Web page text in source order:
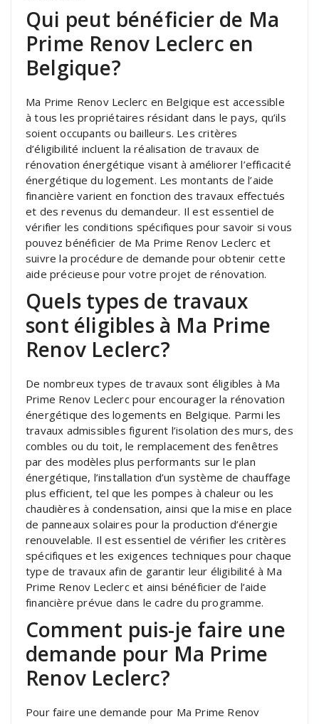
Qui peut bénéficier de Ma
Prime Renov Leclerc en
Belgique?
Ma Prime Renov Leclerc en Belgique est accessible
à tous les propriétaires résidant dans le pays, qu’ils
soient occupants ou bailleurs. Les critères
d’éligibilité incluent la réalisation de travaux de
rénovation énergétique visant à améliorer l’efficacité
énergétique du logement. Les montants de l’aide
financière varient en fonction des travaux effectués
et des revenus du demandeur. Il est essentiel de
vérifier les conditions spécifiques pour savoir si vous
pouvez bénéficier de Ma Prime Renov Leclerc et
suivre la procédure de demande pour obtenir cette
aide précieuse pour votre projet de rénovation.
Quels types de travaux
sont éligibles à Ma Prime
Renov Leclerc?
De nombreux types de travaux sont éligibles à Ma
Prime Renov Leclerc pour encourager la rénovation
énergétique des logements en Belgique. Parmi les
travaux admissibles figurent l’isolation des murs, des
combles ou du toit, le remplacement des fenêtres
par des modèles plus performants sur le plan
énergétique, l’installation d’un système de chauffage
plus efficient, tel que les pompes à chaleur ou les
chaudières à condensation, ainsi que la mise en place
de panneaux solaires pour la production d’énergie
renouvelable. Il est essentiel de vérifier les critères
spécifiques et les exigences techniques pour chaque
type de travaux afin de garantir leur éligibilité à Ma
Prime Renov Leclerc et ainsi bénéficier de l’aide
financière prévue dans le cadre du programme.
Comment puis-je faire une
demande pour Ma Prime
Renov Leclerc?
Pour faire une demande pour Ma Prime Renov